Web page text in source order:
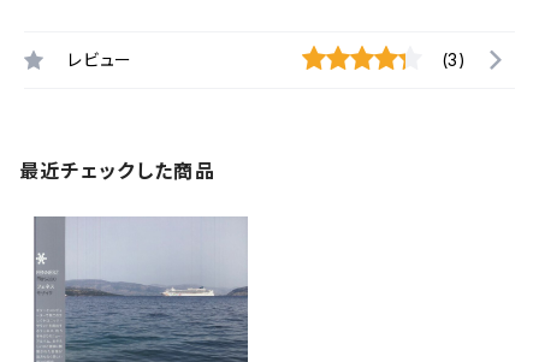
レビュー (3)
最近チェックした商品